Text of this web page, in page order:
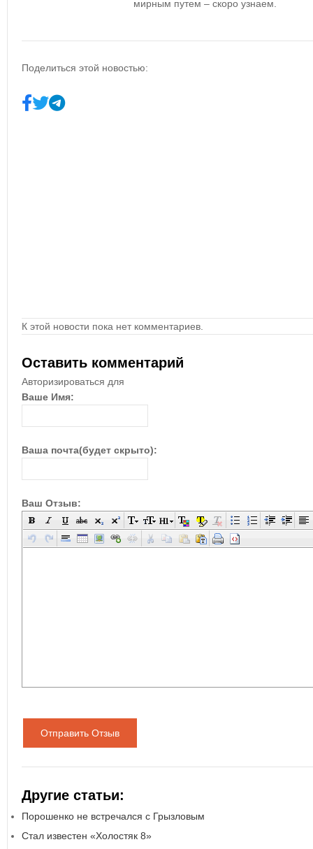
мирным путем – скоро узнаем.
Поделиться этой новостью:
К этой новости пока нет комментариев.
Оставить комментарий
Авторизироваться для
Ваше Имя:
Ваша почта(будет скрыто):
Ваш Отзыв:
Отправить Отзыв
Другие статьи:
Порошенко не встречался с Грызловым
Стал известен «Холостяк 8»